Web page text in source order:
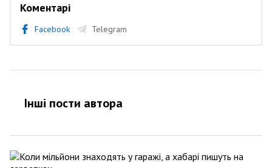
Коментарі
Facebook Telegram
Інші пости автора